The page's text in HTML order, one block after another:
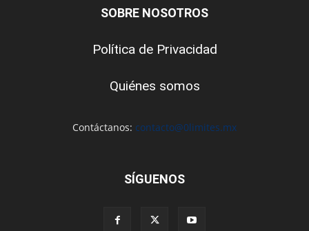
SOBRE NOSOTROS
Política de Privacidad
Quiénes somos
Contáctanos: contacto@0limites.mx
SÍGUENOS